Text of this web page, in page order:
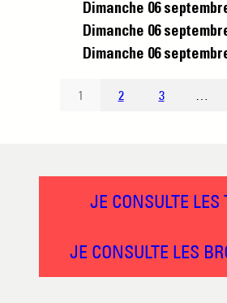
Dimanche 06
Dimanche 06
Dimanche 06
1 2 3 …
JE CONSULTE LES
JE CONSULTE LES